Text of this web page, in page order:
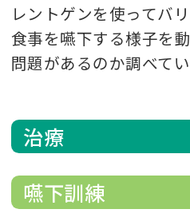
レントゲンを使ってバ
食事を嚥下する様子を
問題があるのか調べてい
治療
嚥下訓練